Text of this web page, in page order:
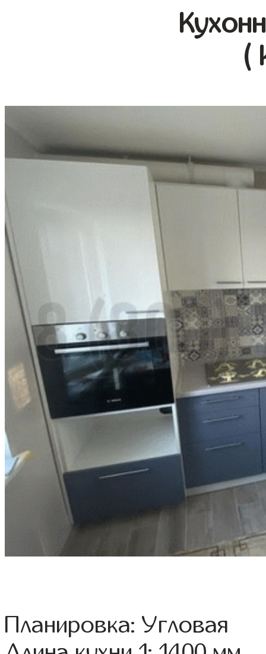
(
Планировка: Угловая